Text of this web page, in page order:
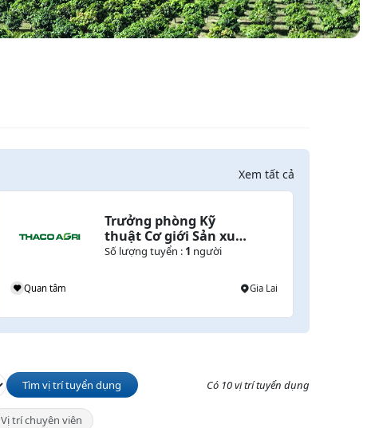
Xem tất cả
Trưởng phòng Kỹ
thuật Cơ giới Sản xuất
Chăn nuôi
Số lượng tuyển : 1 người
Quan tâm Gia Lai
Tìm vị trí tuyển dụng Có 10 vị trí tuyển dụng
Vị trí chuyên viên